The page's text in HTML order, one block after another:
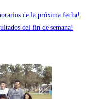
de la próxima fecha!
del fin de semana!